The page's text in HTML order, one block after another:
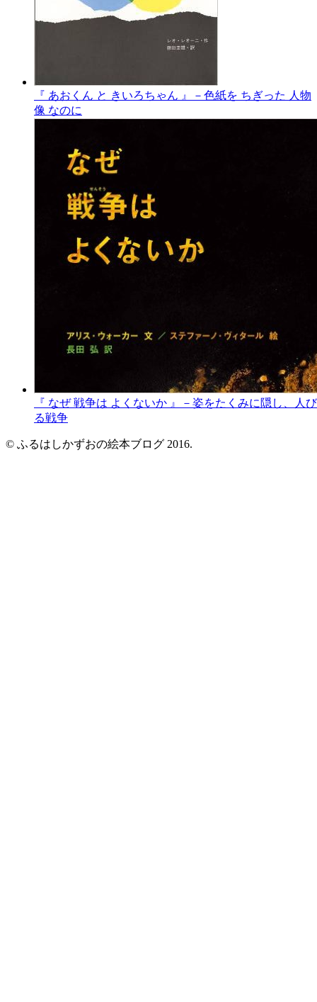
『 あおくん と きいろちゃん 』－色紙を ちぎった 人物
像 なのに
『 なぜ 戦争は よくないか 』－姿をたくみに隠し、人
る戦争
© ふるはしかずおの絵本ブログ 2016.